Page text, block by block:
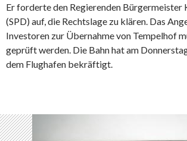
Er forderte den Regierenden Bürgermeister
(SPD) auf, die Rechtslage zu klären. Das
Investoren zur Übernahme von Tempelhof
geprüft werden. Die Bahn hat am
dem Flughafen bekräftigt.